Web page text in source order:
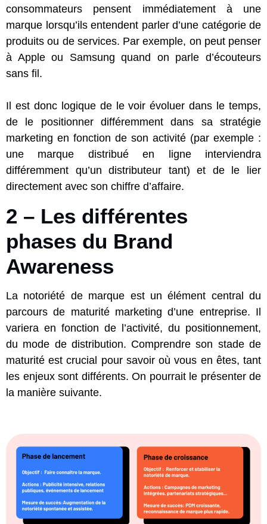
consommateurs pensent immédiatement à une
marque lorsqu’ils entendent parler d’une catégorie de
produits ou de services. Par exemple, on peut penser
à Apple ou Samsung quand on parle d’écouteurs
sans fil.
Il est donc logique de le voir évoluer dans le temps,
de le positionner différemment dans sa stratégie
marketing en fonction de son activité (par exemple :
une marque distribué en ligne interviendra
différemment qu’un distributeur tant) et de le lier
directement avec son chiffre d’affaire.
2 – Les différentes
phases du Brand
Awareness
La notoriété de marque est un élément central du
parcours de maturité marketing d’une entreprise. Il
variera en fonction de l’activité, du positionnement,
du mode de distribution. Comprendre son stade de
maturité est crucial pour savoir où vous en êtes, tant
les enjeux sont différents. On pourrait le présenter de
la manière suivante.